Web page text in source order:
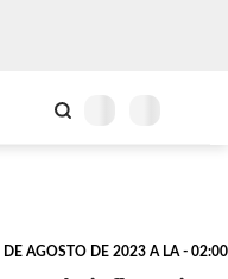
DE AGOSTO DE 2023 A LA - 02:00